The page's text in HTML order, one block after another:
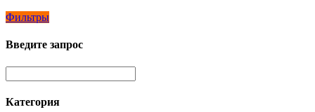
Фильтры
Введите запрос
Категория